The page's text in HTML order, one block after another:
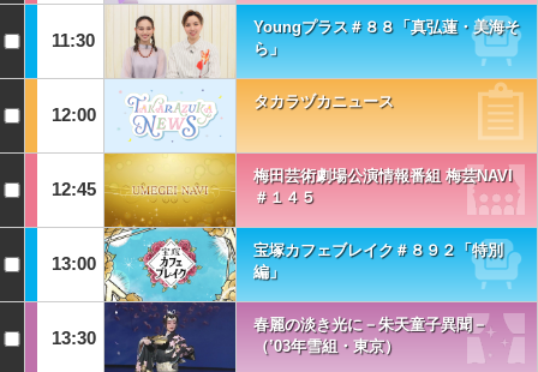
11:30
Youngプラス＃８８「真弘蓮・美海そ
ら」
12:00
タカラヅカニュース
12:45
梅田芸術劇場公演情報番組 梅芸NAVI
＃１４５
13:00
宝塚カフェブレイク＃８９２「特別
編」
13:30
春麗の淡き光に－朱天童子異聞－
（’03年雪組・東京）